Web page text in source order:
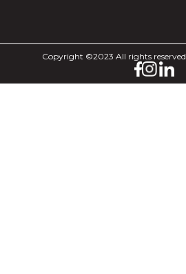
Copyright ©2023 All rights reserved